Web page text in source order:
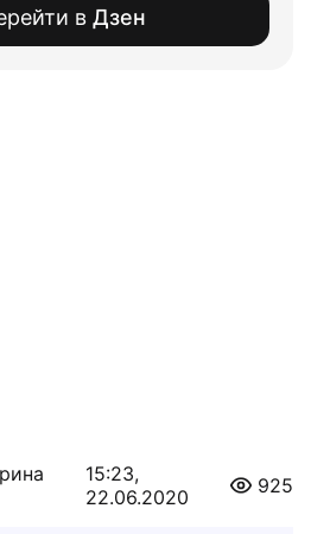
в Дзен
15:23,
22.06.2020
925